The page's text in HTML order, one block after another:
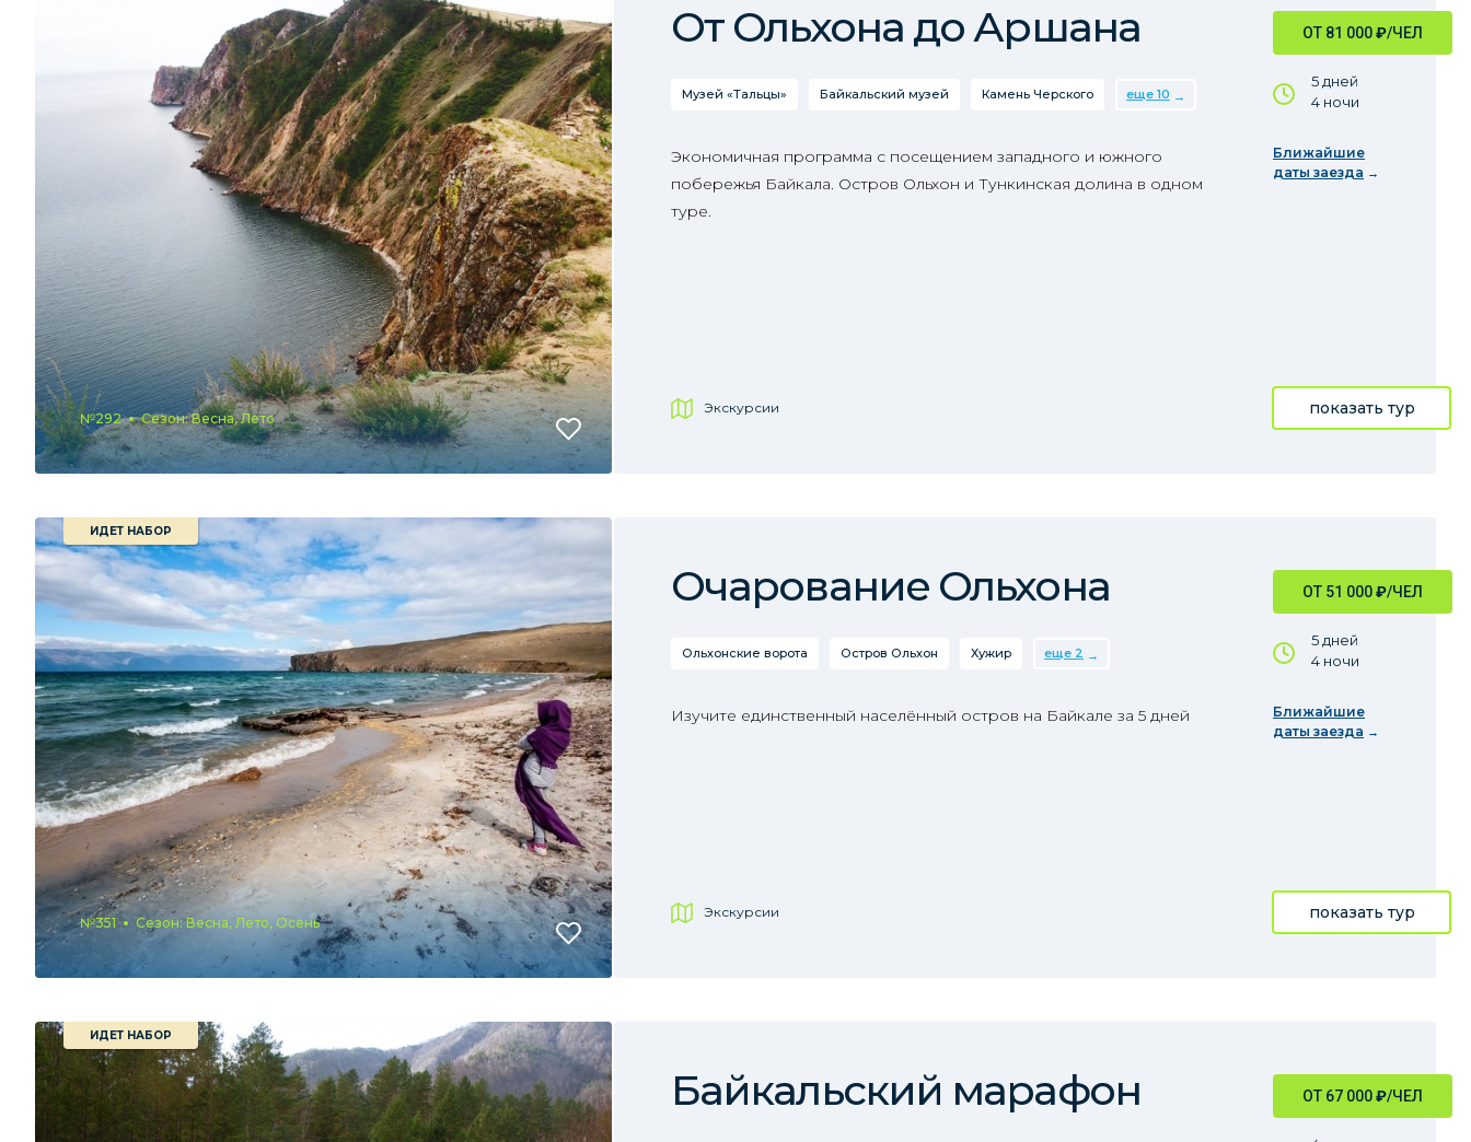
№292 Сезон: Весна, Лето
ОТ 81 000₽/ЧЕЛ
5 дней
4 ночи
Ближайшие
даты заезда
От Ольхона до Аршана
Музей «Тальцы» Байкальский музей Камень Черского еще 10
Экономичная программа с посещением западного и южного
побережья Байкала. Остров Ольхон и Тункинская долина в одном
туре.
Экскурсии показать тур
ИДЕТ НАБОР
№351 Сезон: Весна, Лето, Осень
ОТ 51 000₽/ЧЕЛ
5 дней
4 ночи
Ближайшие
даты заезда
Очарование Ольхона
Ольхонские ворота Остров Ольхон Хужир еще 2
Изучите единственный населённый остров на Байкале за 5 дней
Экскурсии показать тур
ИДЕТ НАБОР
ОТ 67 000₽/ЧЕЛ
Байкальский марафон